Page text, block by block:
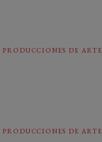
PRODUCCIONES DE ARTE
PRODUCCIONES DE ARTE